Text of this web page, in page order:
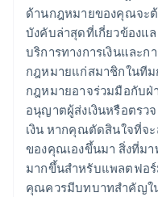
ด้านกฎหมายของคุณจะ
บังคับล่าสุดที่เกี่ยวข้องแ
บริการทางการเงินและก
กฎหมายแก่สมาชิกในทีม
กฎหมายอาจร่วมมือกับฝ่
อนุญาตผู้ส่งเงินหรือตรว
เงิน หากคุณตัดสินใจที่จ
ของคุณเองขึ้นมา สิ่งที่ม
มากขึ้นสำหรับแพลตฟอ
คุณควรมีบทบาทสำคัญใ